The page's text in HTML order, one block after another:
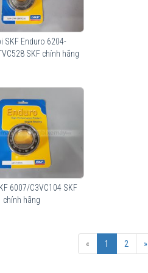
SKF Enduro 6204-
SKF chính hãng
6007/C3VC104 SKF
chính hãng
« 1 2 »